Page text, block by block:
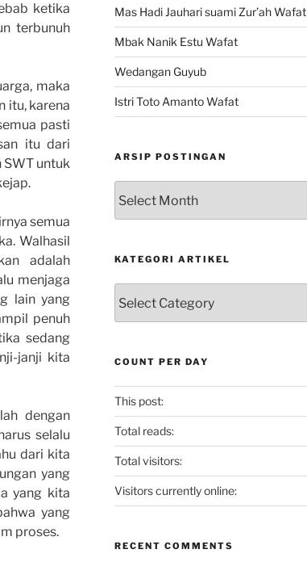
ketika
terbunuh
maka
itu, karena
pasti
itu dari
SWT untuk
semua
Walhasil
adalah
menjaga
lain yang
penuh
sedang
janji kita
dengan
selalu
dari kita
yang
yang kita
yang
proses.
Mas Hadi Jauhari suami Zur’ah Wafat
Mbak Nanik Estu Wafat
Wedangan Guyub
Istri Toto Amanto Wafat
ARSIP POSTINGAN
Postingan
KATEGORI ARTIKEL
Artikel
COUNT PER DAY
This post:
Total reads:
Total visitors:
Visitors currently online:
RECENT COMMENTS